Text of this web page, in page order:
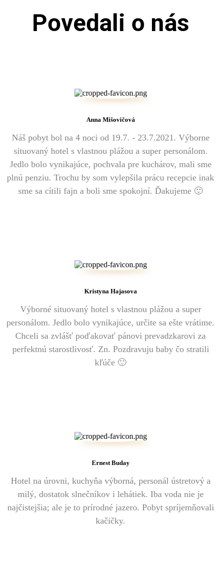
Povedali o nás
Náš pobyt bol na 4 noci od 19.7. - 23.7.2021. Výborne
situovaný hotel s vlastnou plážou a super personálom.
Jedlo bolo vynikajúce, pochvala pre kuchárov, mali sme
plnú penziu. Trochu by som vylepšila prácu recepcie inak
sme sa cítili fajn a boli sme spokojní. Ďakujeme 🙂
Anna Mišovičová
Výborné situovaný hotel s vlastnou plážou a super
personálom. Jedlo bolo vynikajúce, určite sa ešte vrátime.
Chceli sa zvlášť poďakovať pánovi prevadzkarovi za
perfektnú starostlivosť. Zn. Pozdravuju baby čo stratili
kľúče 🙂
Kristyna Hajasova
Hotel na úrovni, kuchyňa výborná, personál ústretový a
milý, dostatok slnečníkov i lehátiek. Iba voda nie je
najčistejšia; ale je to prírodné jazero. Pobyt spríjemňovali
kačičky.
Ernest Buday